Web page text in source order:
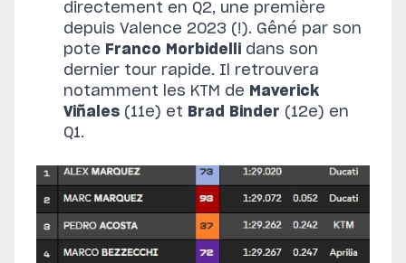
directement en Q2, une première
depuis Valence 2023 (!). Gêné par son
pote
Franco Morbidelli dans son
dernier tour rapide. Il retrouvera
notamment les KTM de
Maverick
Viñales (11e) et Brad Binder (12e) en
Q1.